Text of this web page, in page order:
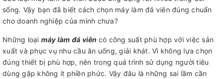
sống. Vậy bạn đã biết cách chọn máy làm đá viên đúng chuẩn
cho doanh nghiệp của mình chưa?
Những loại máy làm đá viên có công suất phù hợp với việc sản
xuất và phục vụ nhu cầu ăn uống, giải khát. Vì không lựa chọn
đúng thiết bị phù hợp, nên trong quá trình sử dụng người tiêu
dùng gặp không ít phiền phức. Vậy đâu là những sai lầm cần